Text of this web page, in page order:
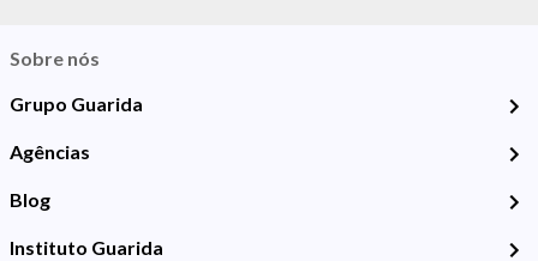
Sobre nós
Grupo Guarida
Agências
Blog
Instituto Guarida